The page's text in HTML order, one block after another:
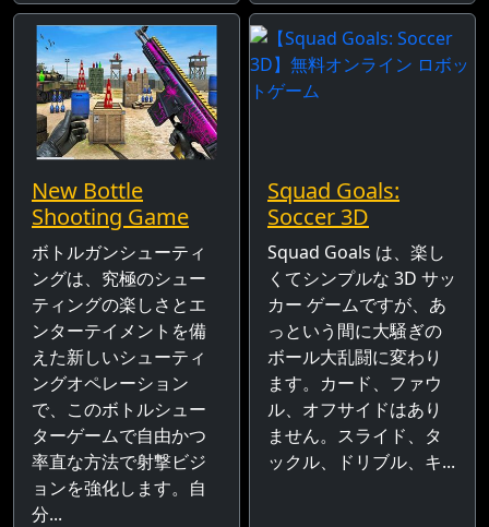
New Bottle
Shooting Game
ボトルガンシューティ
ングは、究極のシュー
ティングの楽しさとエ
ンターテイメントを備
えた新しいシューティ
ングオペレーション
で、このボトルシュー
ターゲームで自由かつ
率直な方法で射撃ビジ
ョンを強化します。自
分...
Squad Goals:
Soccer 3D
Squad Goals は、楽し
くてシンプルな 3D サッ
カー ゲームですが、あ
っという間に大騒ぎの
ボール大乱闘に変わり
ます。カード、ファウ
ル、オフサイドはあり
ません。スライド、タ
ックル、ドリブル、キ...